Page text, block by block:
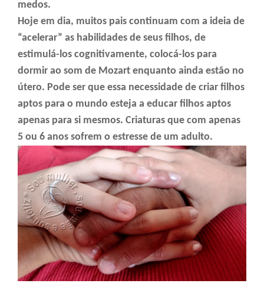
medos.
Hoje em dia, muitos pais continuam com a ideia de
“acelerar” as habilidades de seus filhos, de
estimulá-los cognitivamente, colocá-los para
dormir ao som de Mozart enquanto ainda estão no
útero. Pode ser que essa necessidade de criar filhos
aptos para o mundo esteja a educar filhos aptos
apenas para si mesmos. Criaturas que com apenas
5 ou 6 anos sofrem o estresse de um adulto.